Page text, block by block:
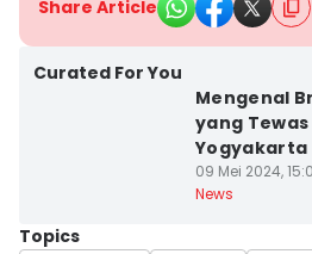
Share Article
Curated For You
Mengenal
yang Tewas
Yogyakarta
09 Mei 2024,
News
Topics